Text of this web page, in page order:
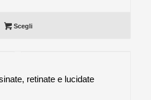
Scegli
retinate e lucidate